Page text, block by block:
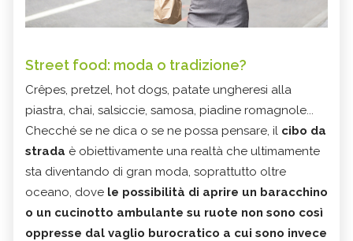
Street food: moda o tradizione?
Crêpes, pretzel, hot dogs, patate ungheresi alla
piastra, chai, salsiccie, samosa, piadine romagnole...
Checché se ne dica o se ne possa pensare, il cibo da
strada è obiettivamente una realtà che ultimamente
sta diventando di gran moda, soprattutto oltre
oceano, dove le possibilità di aprire un baracchino
o un cucinotto ambulante su ruote non sono così
oppresse dal vaglio burocratico a cui sono invece